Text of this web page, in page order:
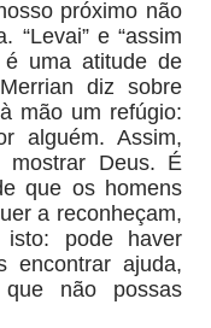
próximo não
“Levai” e “assim
é uma atitude de
diz sobre
mão um refúgio:
alguém. Assim,
mostrar Deus. É
que os homens
a reconheçam,
isto: pode haver
encontrar ajuda,
não possas